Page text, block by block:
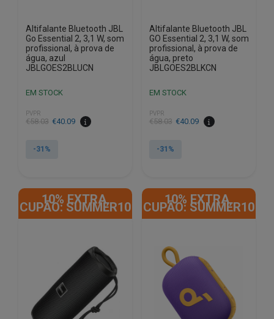
Altifalante Bluetooth JBL
Go Essential 2, 3,1 W, som
profissional, à prova de
água, azul
JBLGOES2BLUCN
EM STOCK
PVPR
€58.03
O
original
€40.09
O
atual
-31%
Altifalante Bluetooth JBL
GO Essential 2, 3,1 W, som
profissional, à prova de
água, preto
JBLGOES2BLKCN
EM STOCK
PVPR
€58.03
O
original
€40.09
O
atual
-31%
10% EXTRA,
CUPÃO: SUMMER10
10% EXTRA,
CUPÃO: SUMMER10